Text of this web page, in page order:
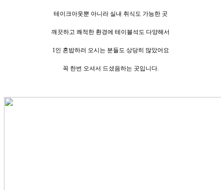
테이크아웃뿐 아니라 실내 취식도 가능한 곳
깨끗하고 쾌적한 환경에 테이블석도 다양해서
1인 혼밥하러 오시는 분들도 상당히 많았어요
꼭 한번 오셔서 드셨음하는 곳입니다.